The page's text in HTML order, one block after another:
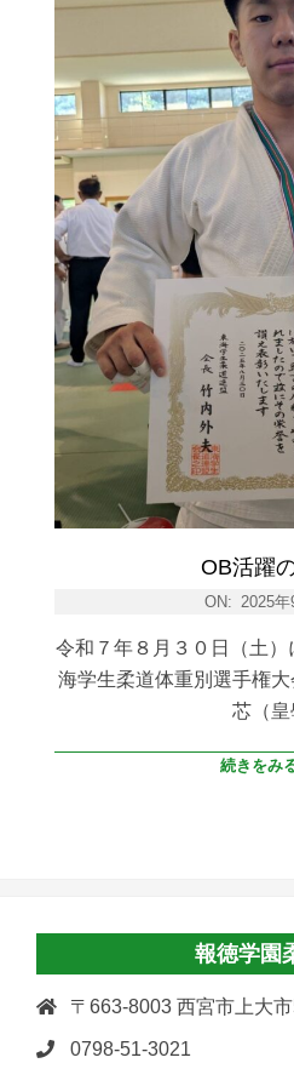
OB活躍
ON: 2025年
令和７年８月３０日（土
海学生柔道体重別選手権
芯（皇
続きをみ
報徳学園
〒663-8003 西宮市上大
0798-51-3021